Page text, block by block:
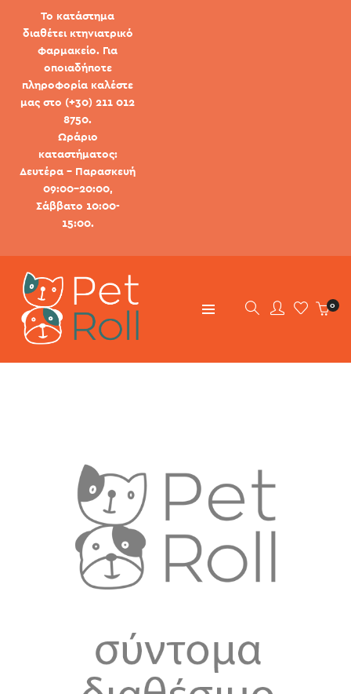
Το κατάστημα
διαθέτει κτηνιατρικό
φαρμακείο. Για
οποιαδήποτε
πληροφορία καλέστε
μας στο (+30) 211 012
8750.
Ωράριο
καταστήματος:
Δευτέρα - Παρασκευή
09:00-20:00,
Σάββατο 10:00-
15:00.
0